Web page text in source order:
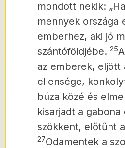
mondott nekik:
mennyek országa
emberhez, aki jó
szántóföldjébe. 25
az emberek, eljött
ellensége,
búza közé és
kisarjadt a gabona
szökkent, előtűnt
27Odamentek a